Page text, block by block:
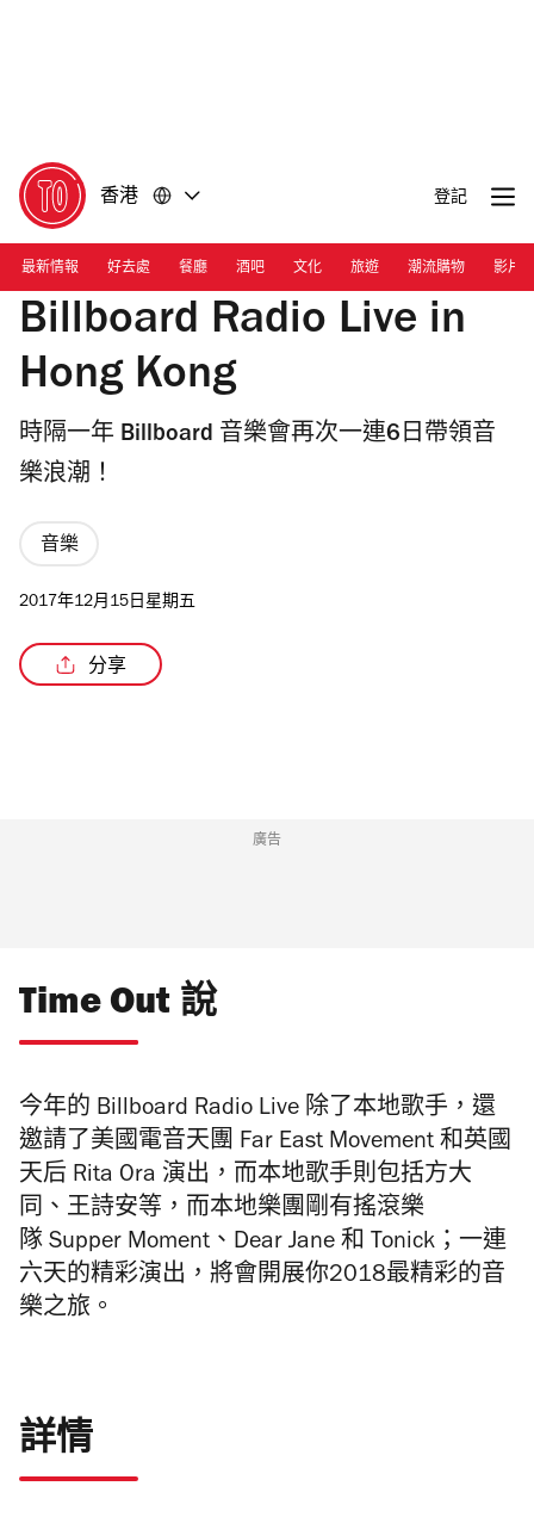
香港 登記
最新情報 好去處 餐廳 酒吧 文化 旅遊 潮流購物 影片
Billboard Radio Live in
Hong Kong
時隔一年 Billboard 音樂會再次一連6日帶領音
樂浪潮！
音樂
2017年12月15日星期五
分享
廣告
Time Out 說
今年的 Billboard Radio Live 除了本地歌手，還
邀請了美國電音天團 Far East Movement 和英國
天后 Rita Ora 演出，而本地歌手則包括方大
同、王詩安等，而本地樂團剛有搖滾樂
隊 Supper Moment 、 Dear Jane 和 Tonick ；一連
六天的精彩演出，將會開展你2018最精彩的音
樂之旅。
詳情